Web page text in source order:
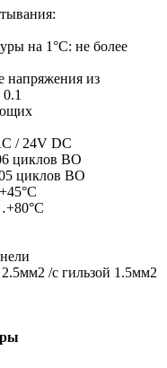
на 1°С: не более
напряжения из
/ 24V DC
циклов ВО
циклов ВО
/с гильзой 1.5мм2